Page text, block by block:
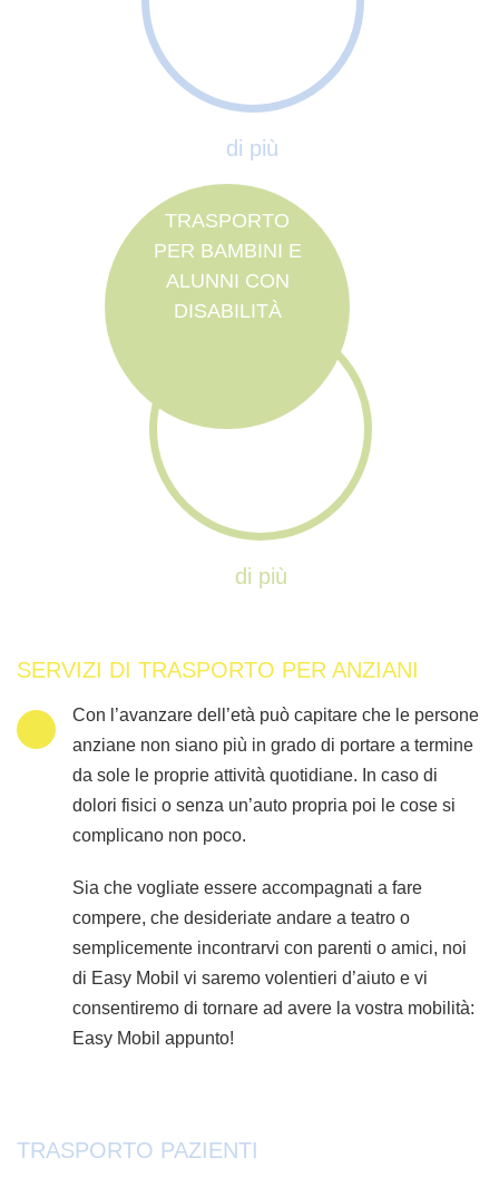
di più
TRASPORTO
PER BAMBINI E
ALUNNI CON
DISABILITÀ
di più
SERVIZI DI TRASPORTO PER ANZIANI
Con l’avanzare dell’età può capitare che le persone
anziane non siano più in grado di portare a termine
da sole le proprie attività quotidiane. In caso di
dolori fisici o senza un’auto propria poi le cose si
complicano non poco.
Sia che vogliate essere accompagnati a fare
compere, che desideriate andare a teatro o
semplicemente incontrarvi con parenti o amici, noi
di Easy Mobil vi saremo volentieri d’aiuto e vi
consentiremo di tornare ad avere la vostra mobilità:
Easy Mobil appunto!
TRASPORTO PAZIENTI